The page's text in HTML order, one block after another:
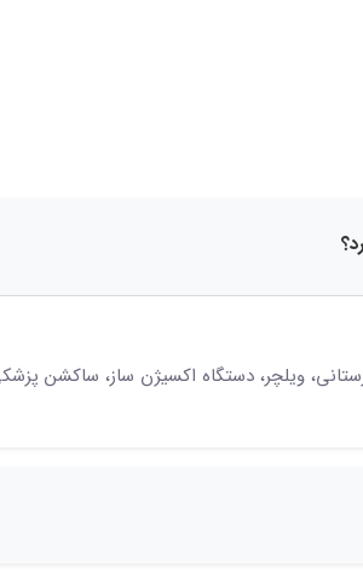
ویلچر، دستگاه اکسیژن ساز، ساکشن